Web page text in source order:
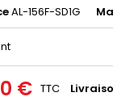
AL-156F-SD1G
€ TTC